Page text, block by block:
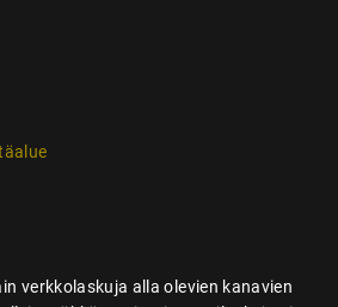
verkkolaskuja alla olevien kanavien